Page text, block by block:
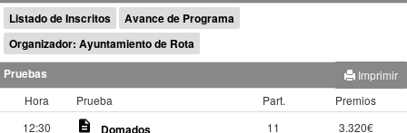
Listado de Inscritos
Avance de Programa
Organizador: Ayuntamiento de Rota
Pruebas
Imprimir
Hora
Prueba Part.
Premios
12:30
description Domados 11 3.320€